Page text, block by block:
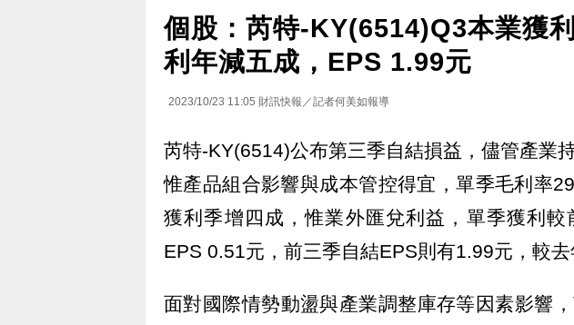
個股：芮特-KY(6514)Q3本業獲
利年減五成，EPS 1.99元
2023/10/23 11:05 財訊快報／記者何美如報導
芮特-KY(6514)公布第三季自結損益，儘管產業
惟產品組合影響與成本管控得宜，單季毛利率
獲利季增四成，惟業外匯兌利益，單季獲利
EPS 0.51元，前三季自結EPS則有1.99元，較去
面對國際情勢動盪與產業調整庫存等因素影響